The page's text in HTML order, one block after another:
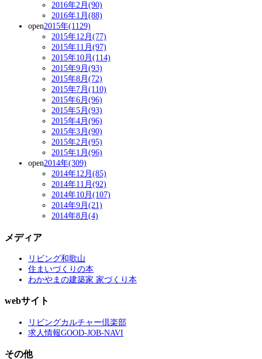
2016年2月(90)
2016年1月(88)
open2015年(1129)
2015年12月(77)
2015年11月(97)
2015年10月(114)
2015年9月(93)
2015年8月(72)
2015年7月(110)
2015年6月(96)
2015年5月(93)
2015年4月(96)
2015年3月(90)
2015年2月(95)
2015年1月(96)
open2014年(309)
2014年12月(85)
2014年11月(92)
2014年10月(107)
2014年9月(21)
2014年8月(4)
メディア
リビング和歌山
住まいづくりの本
わかやまの建築家 家づくり本
webサイト
リビングカルチャー倶楽部
求人情報GOOD-JOB-NAVI
その他